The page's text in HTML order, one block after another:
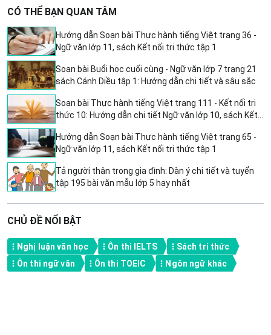
CÓ THỂ BẠN QUAN TÂM
Hướng dẫn Soạn bài Thực hành tiếng Việt trang 36 -
Ngữ văn lớp 11, sách Kết nối tri thức tập 1
Soạn bài Buổi học cuối cùng - Ngữ văn lớp 7 trang 21
sách Cánh Diều tập 1: Hướng dẫn chi tiết và sâu sắc
Soạn bài Thực hành tiếng Việt trang 111 - Kết nối tri
thức 10: Hướng dẫn chi tiết Ngữ văn lớp 10, sách Kết
Hướng dẫn Soạn bài Thực hành tiếng Việt trang 65 -
Ngữ văn lớp 11, sách Kết nối tri thức tập 1
Tả người thân trong gia đình: Dàn ý chi tiết và tuyển
tập 195 bài văn mẫu lớp 5 hay nhất
CHỦ ĐỀ NỔI BẬT
Nghị luận văn học Ôn thi IELTS
Sách tri thức
Ôn thi ngữ văn
Ôn thi TOEIC Ngôn ngữ khác